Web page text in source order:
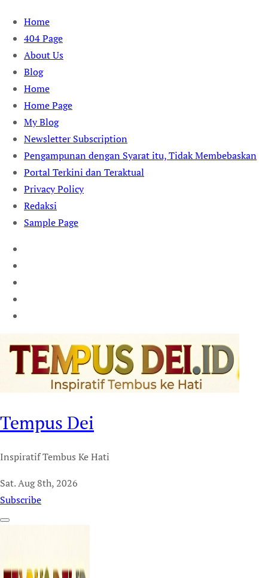
Skip
content
Home
404 Page
About Us
Blog
Home
Home Page
My Blog
Newsletter Subscription
Pengampunan dengan Syarat itu, Tidak Membebaskan
Portal Terkini dan Teraktual
Privacy Policy
Redaksi
Sample Page
Tempus Dei
Inspiratif Tembus Ke Hati
Sat. Aug 8th, 2026
Subscribe